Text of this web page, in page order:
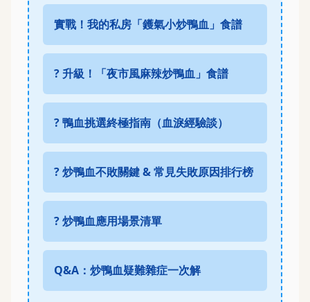
實戰！我的私房「鑊氣小炒鴨血」食譜
? 升級！「夜市風麻辣炒鴨血」食譜
? 鴨血挑選終極指南（血淚經驗談）
? 炒鴨血不敗關鍵 & 常見失敗原因排行榜
?️ 炒鴨血應用場景清單
Q&A：炒鴨血疑難雜症一次解